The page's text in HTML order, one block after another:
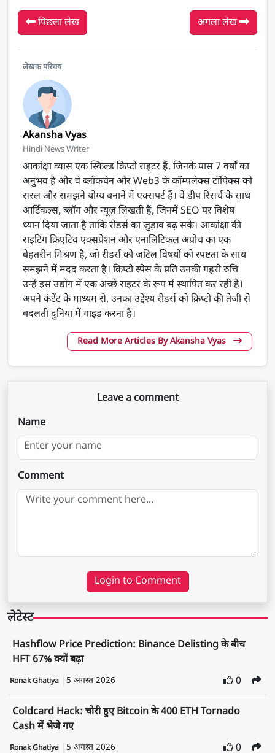
पिछला लेख अगला लेख
लेखक परिचय
Akansha Vyas
Hindi News Writer
आकांक्षा व्यास एक स्किल्ड क्रिप्टो राइटर हैं, जिनके पास 7 वर्षों का
अनुभव है और वे ब्लॉकचेन और Web3 के कॉम्पलेक्स टॉपिक्स को
सरल और समझने योग्य बनाने में एक्सपर्ट हैं। वे डीप रिसर्च के साथ
आर्टिकल्स, ब्लॉग और न्यूज़ लिखती हैं, जिनमें SEO पर विशेष
ध्यान दिया जाता है ताकि रीडर्स का जुड़ाव बढ़ सके। आकांक्षा की
राइटिंग क्रिएटिव एक्सप्रेशन और एनालिटिकल अप्रोच का एक
बेहतरीन मिश्रण है, जो रीडर्स को जटिल विषयों को स्पष्टता के साथ
समझने में मदद करता है। क्रिप्टो स्पेस के प्रति उनकी गहरी रुचि
उन्हें इस उद्योग में एक अच्छे राइटर के रूप में स्थापित कर रही है।
अपने कंटेंट के माध्यम से, उनका उद्देश्य रीडर्स को क्रिप्टो की तेजी से
बदलती दुनिया में गाइड करना है।
Read More Articles By Akansha Vyas
Leave a comment
Name
Comment
Login to Comment
लेटेस्ट
Hashflow Price Prediction: Binance Delisting के बीच
HFT 67% क्यों बढ़ा
Ronak Ghatiya 5 अगस्त 2026 0
Coldcard Hack: चोरी हुए Bitcoin के 400 ETH Tornado
Cash में भेजे गए
Ronak Ghatiya 5 अगस्त 2026 0